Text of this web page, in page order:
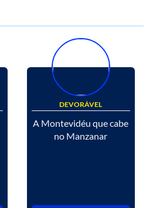
DEVORÁVEL
A Montevidéu que cabe
no Manzanar